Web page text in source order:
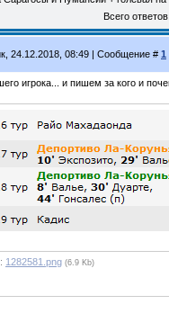
Всего ответов:
24.12.2018, 08:49 | Сообщение # 1
игрока... и пишем за кого и
1282581.png (6.9 Kb)